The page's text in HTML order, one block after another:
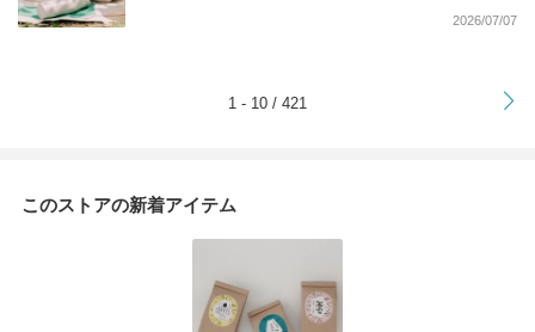
2026/07/07
1 - 10 / 421
このストアの新着アイテム